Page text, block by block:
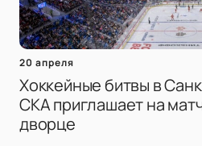
20 апреля
Хоккейные битвы в
СКА приглашает на
дворце